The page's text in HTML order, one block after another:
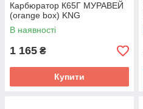
Карбюратор К65Г МУРАВЕЙ
(orange box) KNG
В наявності
1 165 ₴
Купити